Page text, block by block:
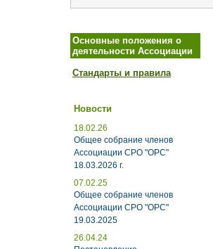
Основные положения о
деятельности Ассоциации
Стандарты и правила
Новости
18.02.26
Общее собрание членов
Ассоциации СРО "ОРС"
18.03.2026 г.
07.02.25
Общее собрание членов
Ассоциации СРО "ОРС"
19.03.2025
26.04.24